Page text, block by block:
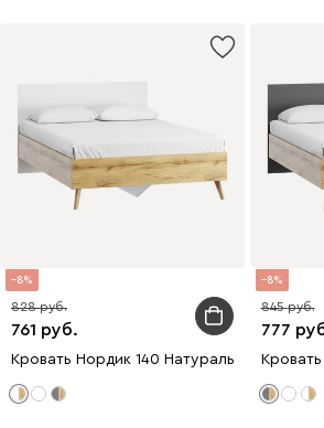
8
761
828
Кровать Нордик 140 Натуральный
8
777
845